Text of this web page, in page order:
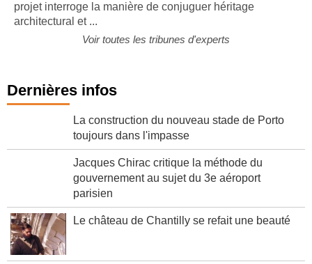
projet interroge la manière de conjuguer héritage
architectural et ...
Voir toutes les tribunes d'experts
Dernières infos
La construction du nouveau stade de Porto
toujours dans l'impasse
Jacques Chirac critique la méthode du
gouvernement au sujet du 3e aéroport
parisien
Le château de Chantilly se refait une beauté